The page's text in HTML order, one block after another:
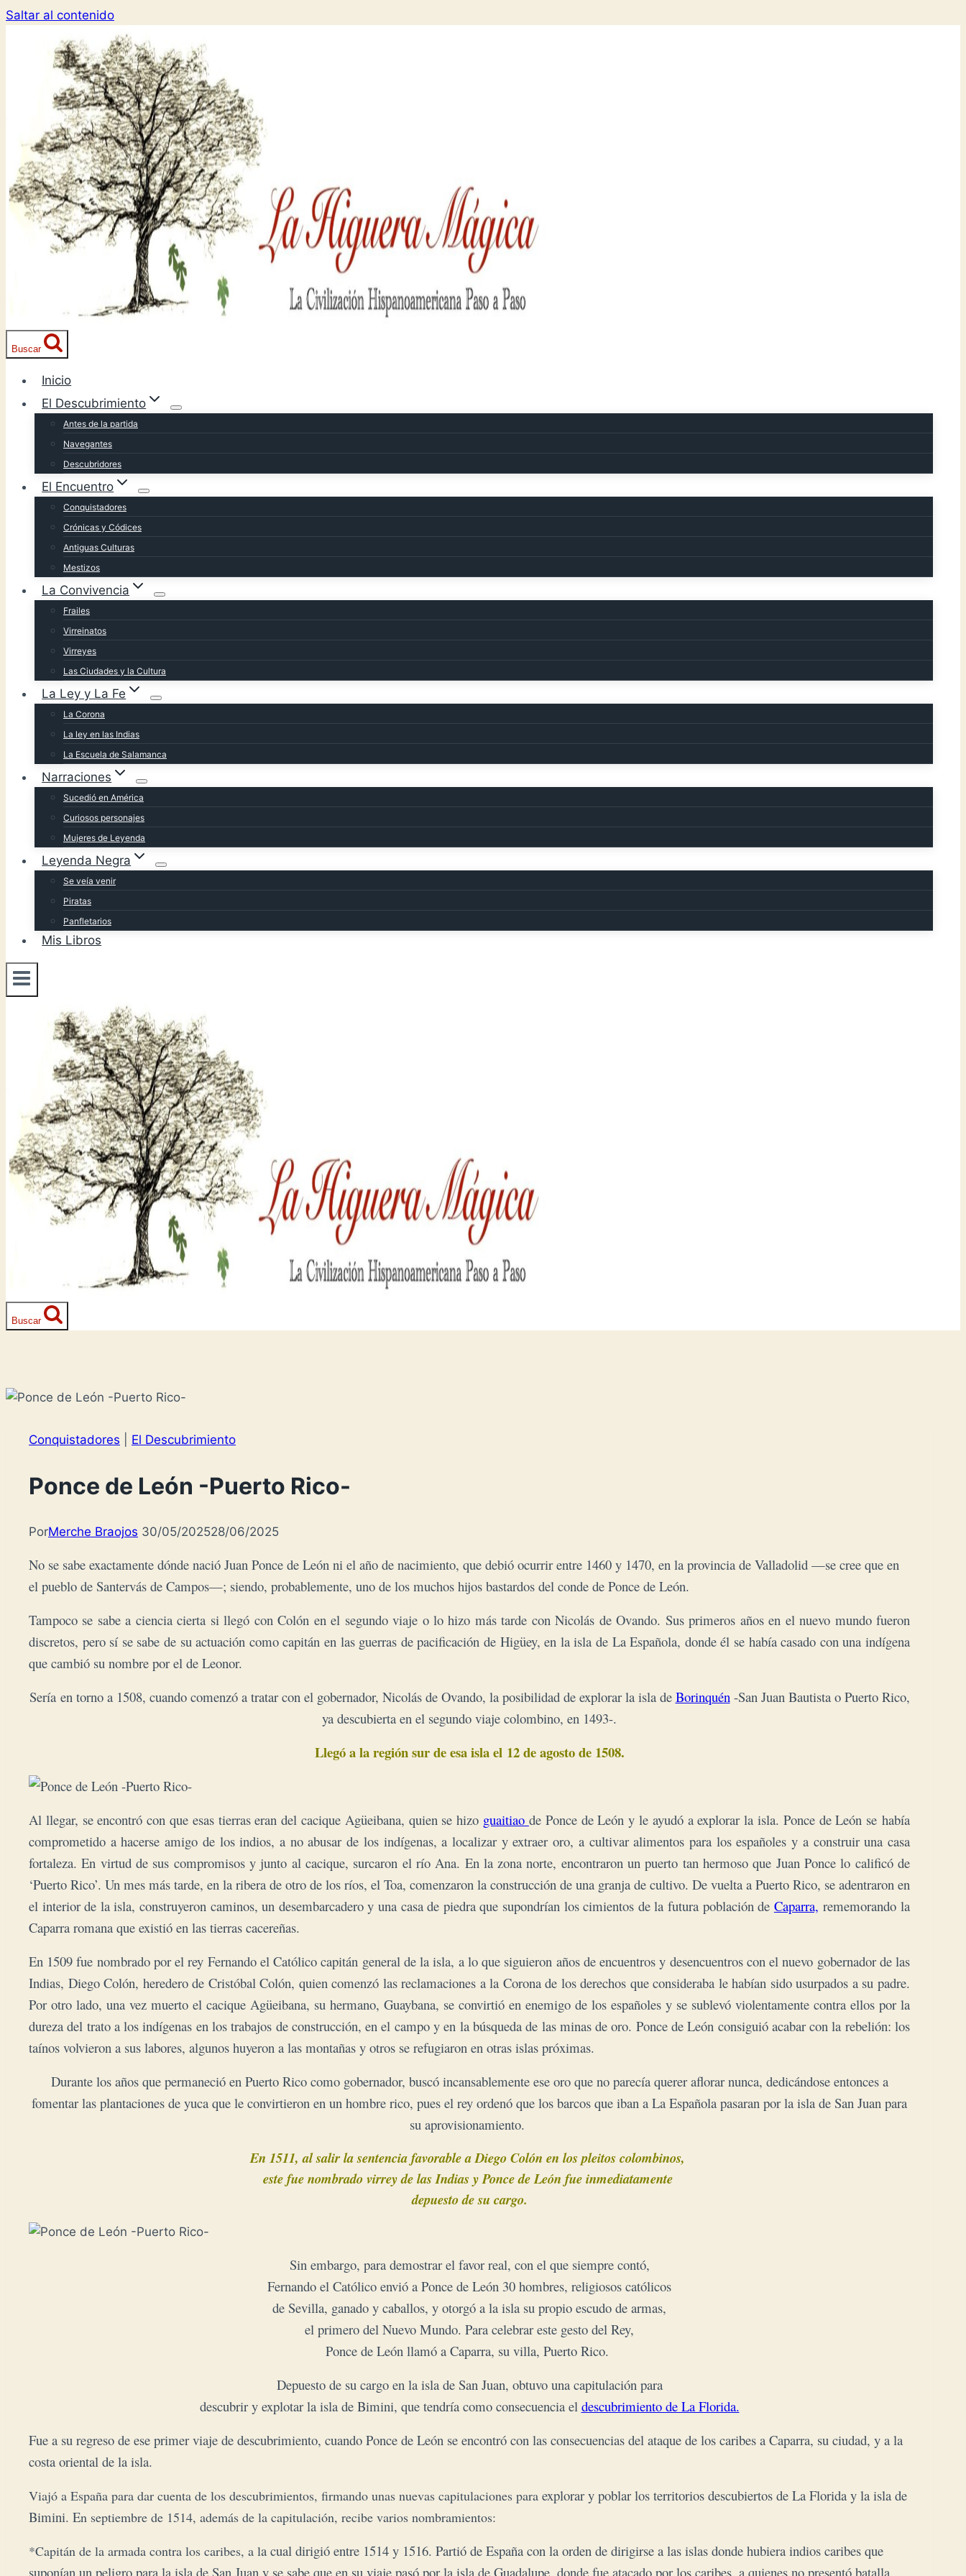
Saltar al contenido
Buscar
Inicio
El Descubrimiento
Antes de la partida
Navegantes
Descubridores
El Encuentro
Conquistadores
Crónicas y Códices
Antiguas Culturas
Mestizos
La Convivencia
Frailes
Virreinatos
Virreyes
Las Ciudades y la Cultura
La Ley y La Fe
La Corona
La ley en las Indias
La Escuela de Salamanca
Narraciones
Sucedió en América
Curiosos personajes
Mujeres de Leyenda
Leyenda Negra
Se veía venir
Piratas
Panfletarios
Mis Libros
Buscar
Conquistadores El Descubrimiento
Ponce de León -Puerto Rico-
PorMerche Braojos 30/05/202528/06/2025
No se sabe exactamente dónde nació Juan Ponce de León ni el año de nacimiento, que debió ocurrir entre 1460 y 1470, en la provincia de Valladolid —se cree que en
el pueblo de Santervás de Campos—; siendo, probablemente, uno de los muchos hijos bastardos del conde de Ponce de León.
Tampoco se sabe a ciencia cierta si llegó con Colón en el segundo viaje o lo hizo más tarde con Nicolás de Ovando. Sus primeros años en el nuevo mundo fueron
discretos, pero sí se sabe de su actuación como capitán en las guerras de pacificación de Higüey, en la isla de La Española, donde él se había casado con una indígena
que cambió su nombre por el de Leonor.
Sería en torno a 1508, cuando comenzó a tratar con el gobernador, Nicolás de Ovando, la posibilidad de explorar la isla de Borinquén-San Juan Bautista o Puerto Rico,
ya descubierta en el segundo viaje colombino, en 1493-.
Llegó a la región sur de esa isla el 12 de agosto de 1508.
Al llegar, se encontró con que esas tierras eran del cacique Agüeibana, quien se hizo guaitiao de Ponce de León y le ayudó a explorar la isla. Ponce de León se había
comprometido a hacerse amigo de los indios, a no abusar de los indígenas, a localizar y extraer oro, a cultivar alimentos para los españoles y a construir una casa
fortaleza. En virtud de sus compromisos y junto al cacique, surcaron el río Ana. En la zona norte, encontraron un puerto tan hermoso que Juan Ponce lo calificó de
‘Puerto Rico’. Un mes más tarde, en la ribera de otro de los ríos, el Toa, comenzaron la construcción de una granja de cultivo. De vuelta a Puerto Rico, se adentraron en
el interior de la isla, construyeron caminos, un desembarcadero y una casa de piedra que supondrían los cimientos de la futura población de Caparra, rememorando la
Caparra romana que existió en las tierras cacereñas.
En 1509 fue nombrado por el rey Fernando el Católico capitán general de la isla, a lo que siguieron años de encuentros y desencuentros con el nuevo gobernador de las
Indias, Diego Colón, heredero de Cristóbal Colón, quien comenzó las reclamaciones a la Corona de los derechos que consideraba le habían sido usurpados a su padre.
Por otro lado, una vez muerto el cacique Agüeibana, su hermano, Guaybana, se convirtió en enemigo de los españoles y se sublevó violentamente contra ellos por la
dureza del trato a los indígenas en los trabajos de construcción, en el campo y en la búsqueda de las minas de oro. Ponce de León consiguió acabar con la rebelión:los
taínos volvieron a sus labores, algunos huyeron a las montañas y otros se refugiaron en otras islas próximas.
Durante los años que permaneció en Puerto Rico como gobernador, buscó incansablemente ese oro que no parecía querer aflorar nunca, dedicándose entonces a
fomentar las plantaciones de yuca que le convirtieron en un hombre rico, pues el rey ordenó que los barcos que iban a La Española pasaran por la isla de San Juan para
su aprovisionamiento.
En 1511, al salir la sentencia favorable a Diego Colón en los pleitos colombinos,
este fue nombrado virrey de las Indias y Ponce de León fue inmediatamente
depuesto de su cargo.
Sin embargo, para demostrar el favor real, con el que siempre contó,
Fernando el Católico envió a Ponce de León 30 hombres, religiosos católicos
de Sevilla, ganado y caballos, y otorgó a la isla su propio escudo de armas,
el primero del Nuevo Mundo. Para celebrar este gesto del Rey,
Ponce de León llamó a Caparra, su villa, Puerto Rico.
Depuesto de su cargo en la isla de San Juan, obtuvo una capitulación para
descubrir y explotar la isla de Bimini, que tendría como consecuencia el descubrimiento de La Florida.
Fue a su regreso de ese primer viaje de descubrimiento, cuando Ponce de León se encontró con las consecuencias del ataque de los caribes a Caparra, su ciudad, y a la
costa oriental de la isla.
Viajó a España para dar cuenta de los descubrimientos, firmando unas nuevas capitulaciones para explorar y poblar los territorios descubiertos de La Florida y la isla de
Bimini. En septiembre de 1514, además de la capitulación, recibe varios nombramientos:
*Capitán de la armada contra los caribes, a la cual dirigió entre 1514 y 1516. Partió de España con la orden de dirigirse a las islas donde hubiera indios caribes que
suponían un peligro para la isla de San Juan y se sabe que en su viaje pasó por la isla de Guadalupe, donde fue atacado por los caribes, a quienes no presentó batalla.